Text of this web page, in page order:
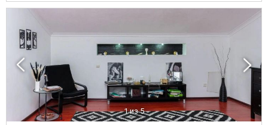
1 из 5